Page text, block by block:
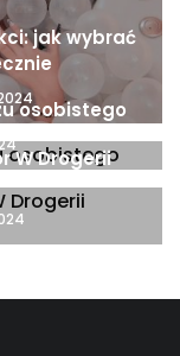
jak wybrać
osobistego
W Drogerii